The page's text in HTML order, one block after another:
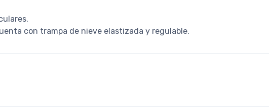
con trampa de nieve elastizada y regulable.